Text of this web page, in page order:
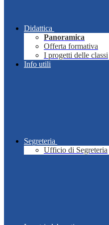
Didattica
Panoramica
Offerta formativa
I progetti delle classi
Info utili
Segreteria
Ufficio di Segreteria